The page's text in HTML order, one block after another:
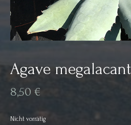
Agave
8,50 €
Nicht vorrätig